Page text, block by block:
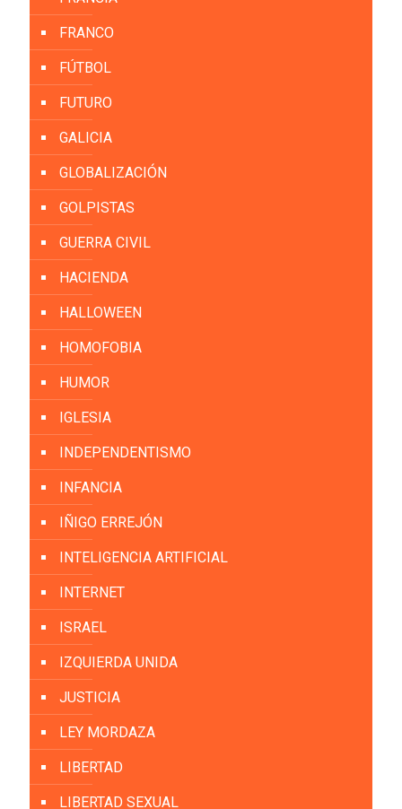
FRANCO
FÚTBOL
FUTURO
GALICIA
GLOBALIZACIÓN
GOLPISTAS
GUERRA CIVIL
HACIENDA
HALLOWEEN
HOMOFOBIA
HUMOR
IGLESIA
INDEPENDENTISMO
INFANCIA
IÑIGO ERREJÓN
INTELIGENCIA ARTIFICIAL
INTERNET
ISRAEL
IZQUIERDA UNIDA
JUSTICIA
LEY MORDAZA
LIBERTAD
LIBERTAD SEXUAL